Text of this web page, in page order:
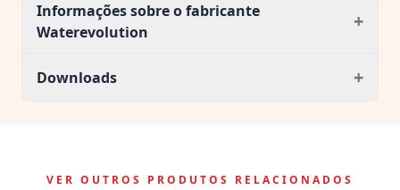
Informações sobre o fabricante
Waterevolution
+
Downloads +
VER OUTROS PRODUTOS RELACIONADOS